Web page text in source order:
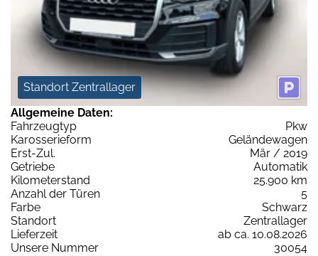
Standort Zentrallager
Allgemeine Daten:
Fahrzeugtyp
Pkw
Karosserieform
Geländewagen
Erst-Zul.
Mär / 2019
Getriebe
Automatik
Kilometerstand
25.900 km
Anzahl der Türen
5
Farbe
Schwarz
Standort
Zentrallager
Lieferzeit
ab ca. 10.08.2026
Unsere Nummer
30054